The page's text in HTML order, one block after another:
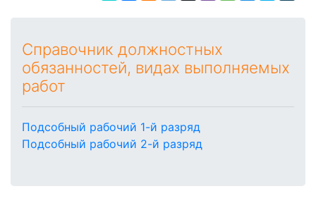
Справочник должностных
обязанностей, видах выполняемых
работ
Подсобный рабочий 1-й разряд
Подсобный рабочий 2-й разряд